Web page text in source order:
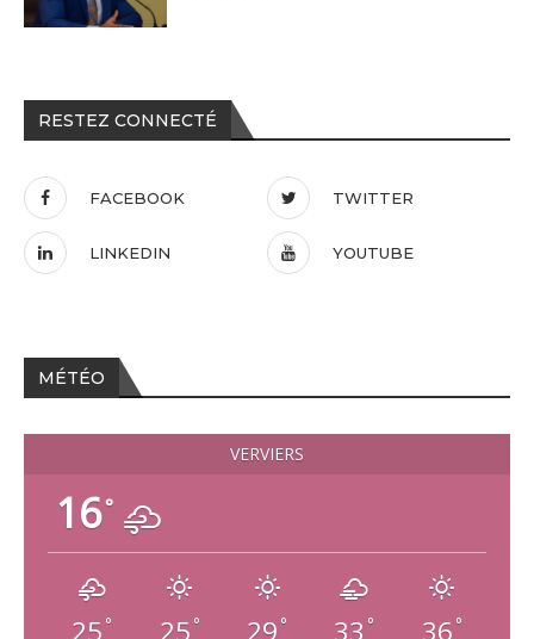
RESTEZ CONNECTÉ
FACEBOOK TWITTER
LINKEDIN YOUTUBE
MÉTÉO
VERVIERS
16°
25 ° 25 ° 29 ° 33 ° 36 °